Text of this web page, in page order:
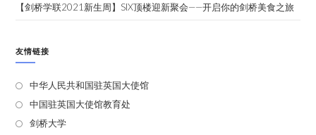
【剑桥学联2021新生周】SIX顶楼迎新聚会——开启你的剑桥美食之旅
友情链接
中华人民共和国驻英国大使馆
中国驻英国大使馆教育处
剑桥大学